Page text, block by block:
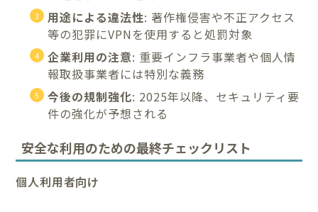
用途による違法性: 著作権侵害や不正アクセス
等の犯罪にVPNを使用すると処罰対象
企業利用の注意: 重要インフラ事業者や個人情
報取扱事業者には特別な義務
今後の規制強化: 2025年以降、セキュリティ要
件の強化が予想される
安全な利用のための最終チェックリスト
個人利用者向け